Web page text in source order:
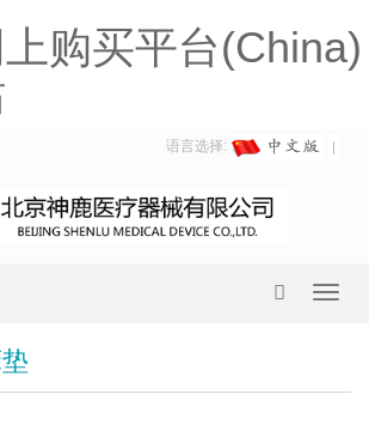
购买平台(China)
语言选择: